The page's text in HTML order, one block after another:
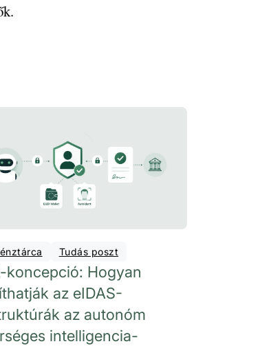
Tudás poszt
koncepció: Hogyan
az eIDAS-
az autonóm
intelligencia-